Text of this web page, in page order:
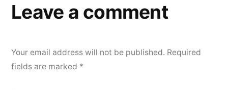
Leave a comment
Your email address will not be published. Required
fields are marked *